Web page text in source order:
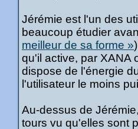
Jérémie est l'un des
beaucoup étudier
meilleur de sa forme »
qu'il active, par XANA
dispose de l'énergie
l'utilisateur le moins
Au-dessus de
tours vu qu'elles sont